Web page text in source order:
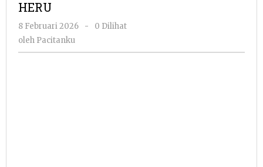
HERU
8 Februari 2026
oleh
-
0 Dilihat
oleh Pacitanku